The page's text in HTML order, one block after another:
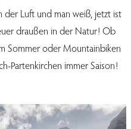
der Luft und man weiß, jetzt ist
draußen in der Natur! Ob
Sommer oder Mountainbiken
Partenkirchen immer Saison!